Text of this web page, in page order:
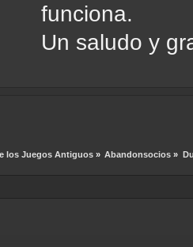
funciona.
Un saludo y
los Juegos Antiguos» Abandonsocios »